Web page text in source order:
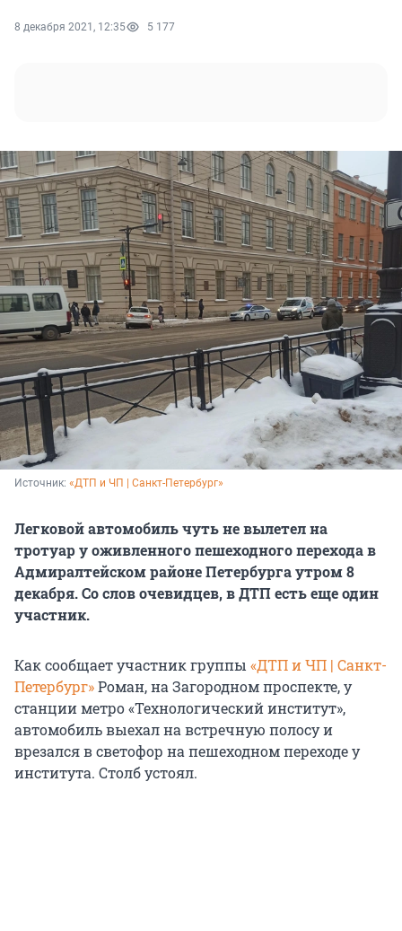
8 декабря 2021, 12:35 5 177
Источник: «ДТП и ЧП | Санкт-Петербург»
Легковой автомобиль чуть не вылетел на
тротуар у оживленного пешеходного перехода в
Адмиралтейском районе Петербурга утром 8
декабря. Со слов очевидцев, в ДТП есть еще один
участник.
Как сообщает участник группы «ДТП и ЧП | Санкт-
Петербург»Роман, на Загородном проспекте, у
станции метро «Технологический институт»,
автомобиль выехал на встречную полосу и
врезался в светофор на пешеходном переходе у
института. Столб устоял.